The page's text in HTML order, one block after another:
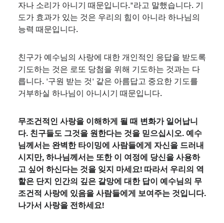
자나 소리가 아니기 때문입니다."라고 말했습니다. 기
도가 효과가 있는 것은 우리의 힘이 아니라 하나님의
능력 때문입니다.
친구가 예수님의 사랑에 대한 개인적인 응답을 받도록
기도하는 것은 로또 당첨을 위해 기도하는 것과는 다
릅니다. '구원 받는 것' 같은 아름답고 중요한 기도를
거부하실 하나님이 아니시기 때문입니다.
무조건적인 사랑을 이해하게 될 때 변화가 일어납니
다. 친구들도 그것을 원한다는 것을 믿으십시오. 예수
님께서는 완벽한 타이밍에 사람들에게 자신을 드러내
시지만, 하나님께서는 또한 이 여정에 당신을 사용하
고 싶어 하신다는 것을 잊지 마세요! 따라서 우리의 역
할은 단지 인간의 깊은 갈망에 대한 답이 예수님의 무
조건적 사랑에 있음을 사람들에게 보여주는 것입니다.
나가서 사랑을 전하세요!